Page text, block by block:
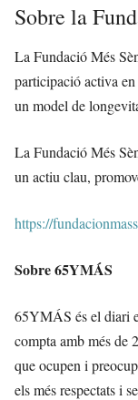
Sobre la
La Fundació Més
participació activa
un model de
La Fundació Més
un actiu clau,
https://
Sobre 65YMÁS
65YMÁS és el diari
compta amb més de
que ocupen i
els més respectats i